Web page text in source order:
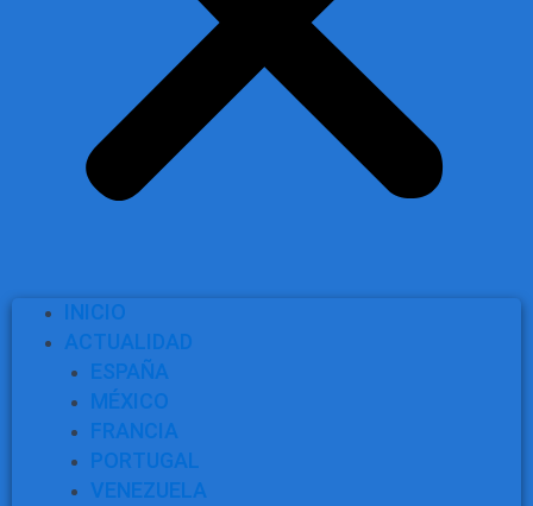
INICIO
ACTUALIDAD
ESPAÑA
MÉXICO
FRANCIA
PORTUGAL
VENEZUELA